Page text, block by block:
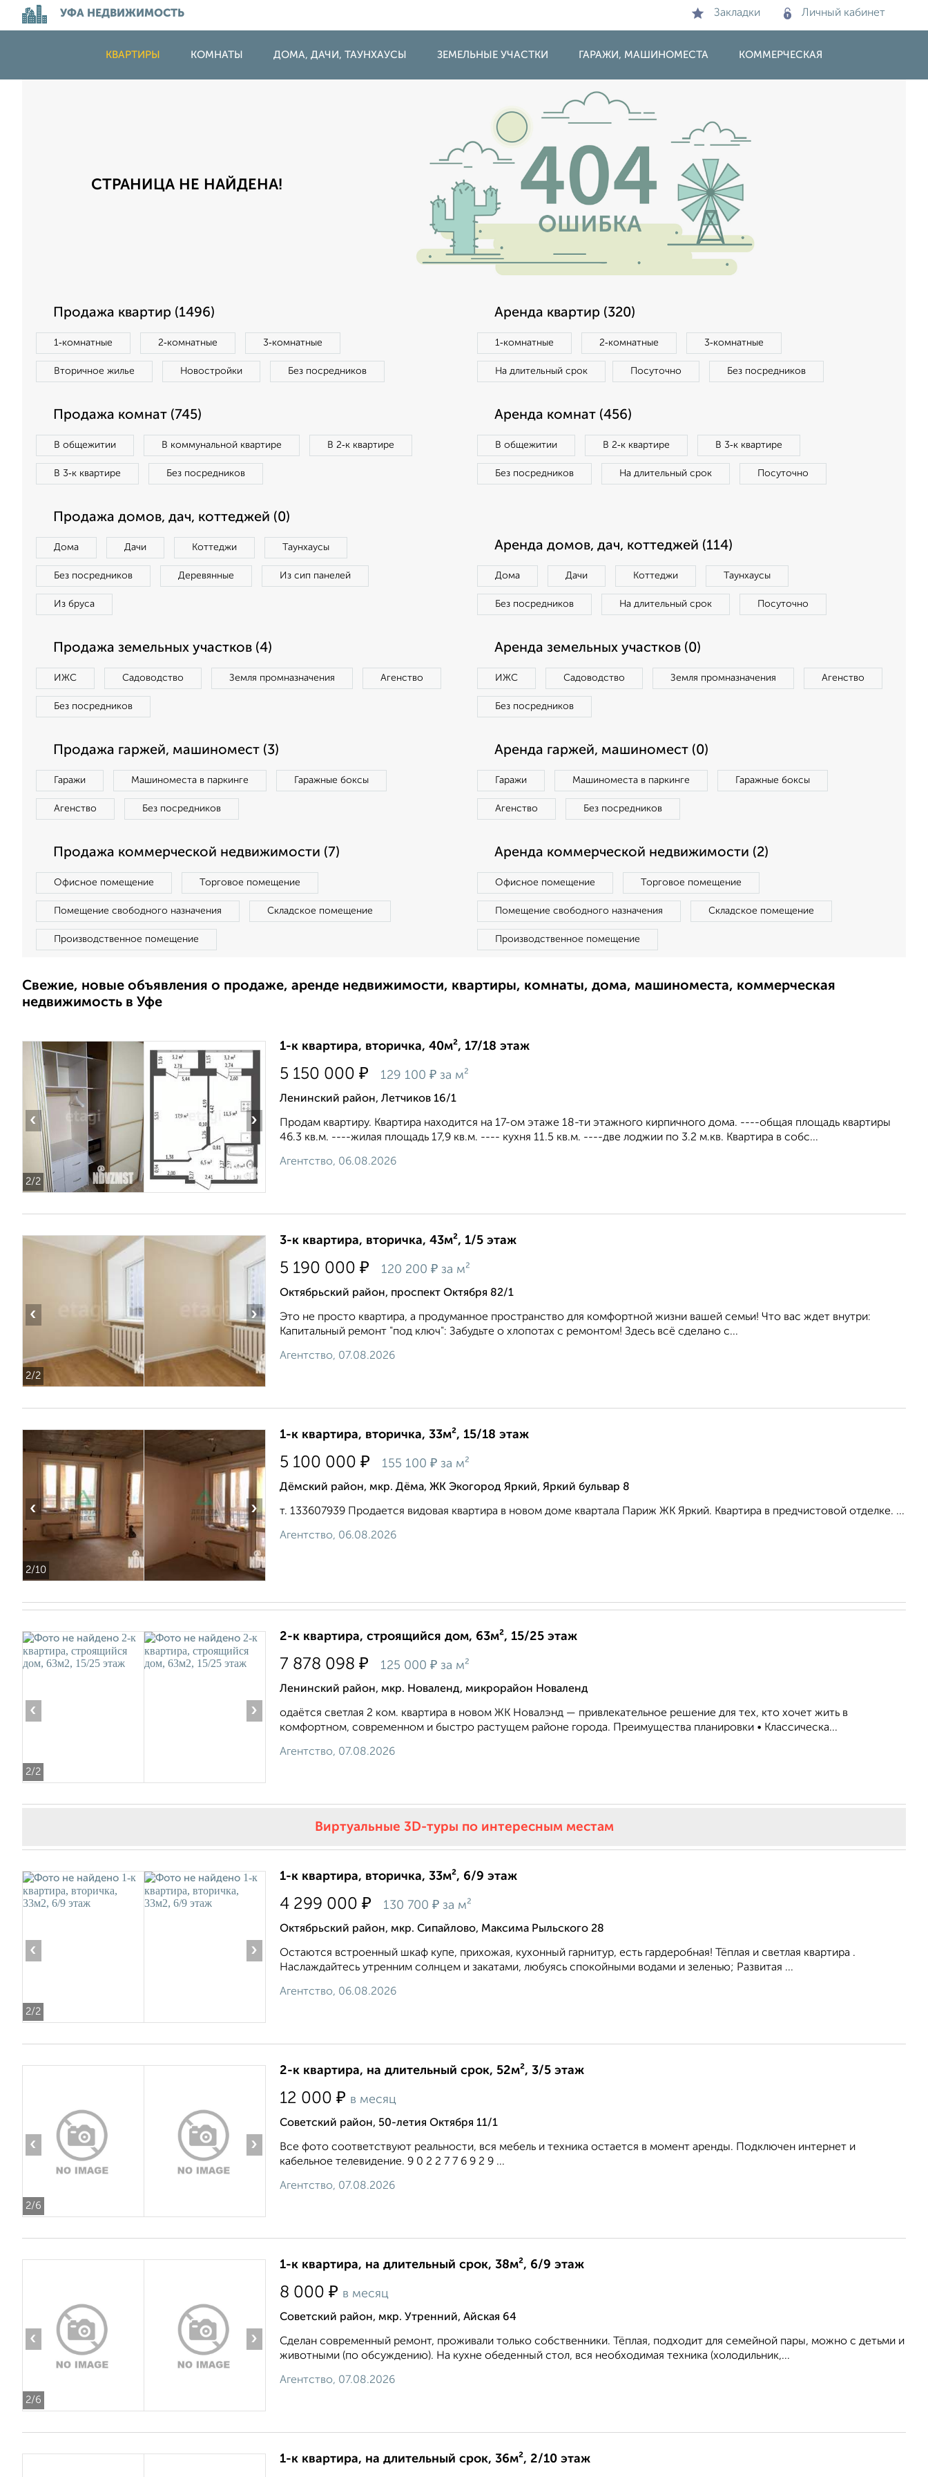
УФА НЕДВИЖИМОСТЬ Закладки Личный кабинет
КВАРТИРЫ КОМНАТЫ ДОМА, ДАЧИ, ТАУНХАУСЫ ЗЕМЕЛЬНЫЕ УЧАСТКИ ГАРАЖИ, МАШИНОМЕСТА КОММЕРЧЕСКАЯ
СТРАНИЦА НЕ НАЙДЕНА!
Продажа квартир (1496)
1‑комнатные 2‑комнатные 3‑комнатные
Вторичное жилье Новостройки Без посредников
Аренда квартир (320)
1‑комнатные 2‑комнатные 3‑комнатные
На длительный срок Посуточно Без посредников
Продажа комнат (745)
В общежитии В коммунальной квартире В 2‑к квартире
В 3‑к квартире Без посредников
Аренда комнат (456)
В общежитии В 2‑к квартире В 3‑к квартире
Без посредников На длительный срок Посуточно
Продажа домов, дач, коттеджей (0)
Дома Дачи Коттеджи Таунхаусы
Без посредников Деревянные Из сип панелей
Из бруса
Аренда домов, дач, коттеджей (114)
Дома Дачи Коттеджи Таунхаусы
Без посредников На длительный срок Посуточно
Продажа земельных участков (4)
ИЖС Садоводство Земля промназначения Агенство
Без посредников
Аренда земельных участков (0)
ИЖС Садоводство Земля промназначения Агенство
Без посредников
Продажа гаржей, машиномест (3)
Гаражи Машиноместа в паркинге Гаражные боксы
Агенство Без посредников
Аренда гаржей, машиномест (0)
Гаражи Машиноместа в паркинге Гаражные боксы
Агенство Без посредников
Продажа коммерческой недвижимости (7)
Офисное помещение Торговое помещение
Помещение свободного назначения Складское помещение
Производственное помещение
Аренда коммерческой недвижимости (2)
Офисное помещение Торговое помещение
Помещение свободного назначения Складское помещение
Производственное помещение
Свежие, новые объявления о продаже, аренде недвижимости, квартиры, комнаты, дома, машиноместа, коммерческая
недвижимость в Уфе
2/2
‹ ›
1-к квартира, вторичка, 40м², 17/18 этаж
5 150 000 ₽ 129 100 ₽ за м²
Ленинский район, Летчиков 16/1
Продам квартиру. Квартира находится на 17-ом этаже 18-ти этажного кирпичного дома. ----общая площадь квартиры
46.3 кв.м. ----жилая площадь 17,9 кв.м. ---- кухня 11.5 кв.м. ----две лоджии по 3.2 м.кв. Квартира в собс...
Агентство, 06.08.2026
2/2
‹ ›
3-к квартира, вторичка, 43м², 1/5 этаж
5 190 000 ₽ 120 200 ₽ за м²
Октябрьский район, проспект Октября 82/1
Это не просто квартира, а продуманное пространство для комфортной жизни вашей семьи! Что вас ждет внутри:
Капитальный ремонт "под ключ": Забудьте о хлопотах с ремонтом! Здесь всё сделано с...
Агентство, 07.08.2026
2/10
‹ ›
1-к квартира, вторичка, 33м², 15/18 этаж
5 100 000 ₽ 155 100 ₽ за м²
Дёмский район, мкр. Дёма, ЖК Экогород Яркий, Яркий бульвар 8
т. 133607939 Продается видовая квартира в новом доме квартала Париж ЖК Яркий. Квартира в предчистовой отделке. ...
Агентство, 06.08.2026
2/2
‹ ›
2-к квартира, строящийся дом, 63м², 15/25 этаж
7 878 098 ₽ 125 000 ₽ за м²
Ленинский район, мкр. Новаленд, микрорайон Новаленд
одаётся светлая 2 ком. квартира в новом ЖК Новалэнд — привлекательное решение для тех, кто хочет жить в
комфортном, современном и быстро растущем районе города. Преимущества планировки • Классическа...
Агентство, 07.08.2026
Виртуальные 3D-туры по интересным местам
2/2
‹ ›
1-к квартира, вторичка, 33м², 6/9 этаж
4 299 000 ₽ 130 700 ₽ за м²
Октябрьский район, мкр. Сипайлово, Максима Рыльского 28
Остаются встроенный шкаф купе, прихожая, кухонный гарнитур, есть гардеробная! Тёплая и светлая квартира .
Наслаждайтесь утренним солнцем и закатами, любуясь спокойными водами и зеленью; Развитая ...
Агентство, 06.08.2026
2/6
‹ ›
2-к квартира, на длительный срок, 52м², 3/5 этаж
12 000 ₽ в месяц
Советский район, 50-летия Октября 11/1
Все фото соответствуют реальности, вся мебель и техника остается в момент аренды. Подключен интернет и
кабельное телевидение. 9 0 2 2 7 7 6 9 2 9 ...
Агентство, 07.08.2026
2/6
‹ ›
1-к квартира, на длительный срок, 38м², 6/9 этаж
8 000 ₽ в месяц
Советский район, мкр. Утренний, Айская 64
Сделан современный ремонт, проживали только собственники. Тёплая, подходит для семейной пары, можно с детьми и
животными (по обсуждению). На кухне обеденный стол, вся необходимая техника (холодильник,...
Агентство, 07.08.2026
1-к квартира, на длительный срок, 36м², 2/10 этаж